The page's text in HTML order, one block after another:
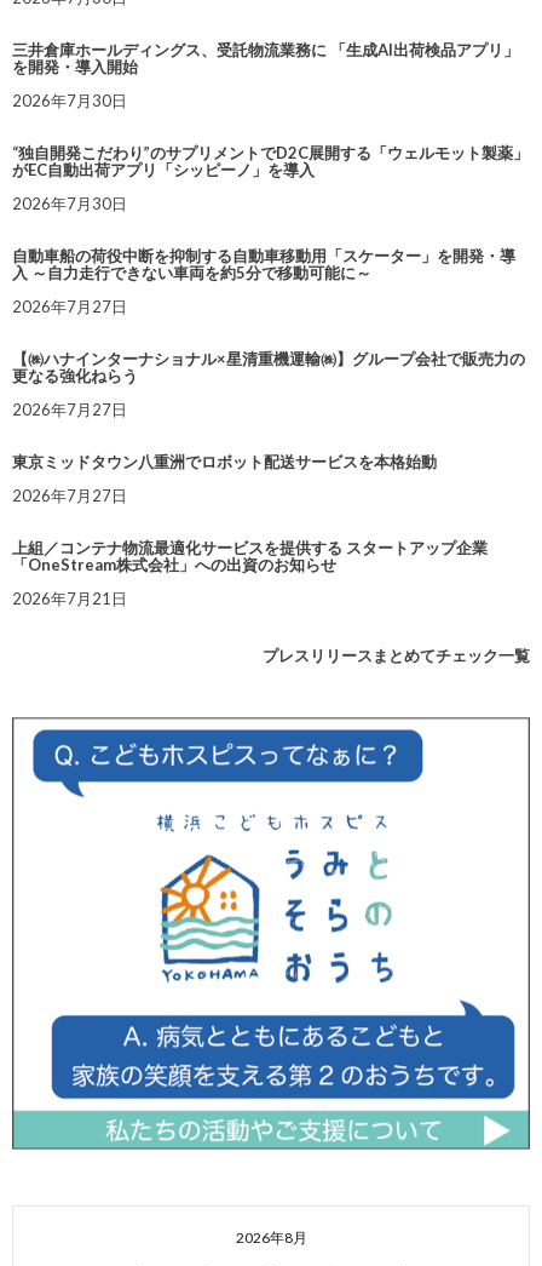
三井倉庫ホールディングス、受託物流業務に 「生成AI出荷検品アプリ」
を開発・導入開始
2026年7月30日
“独自開発こだわり”のサプリメントでD2C展開する「ウェルモット製薬」
がEC自動出荷アプリ「シッピーノ」を導入
2026年7月30日
自動車船の荷役中断を抑制する自動車移動用「スケーター」を開発・導
入 ～自力走行できない車両を約5分で移動可能に～
2026年7月27日
【㈱ハナインターナショナル×星清重機運輸㈱】グループ会社で販売力の
更なる強化ねらう
2026年7月27日
東京ミッドタウン八重洲でロボット配送サービスを本格始動
2026年7月27日
上組／コンテナ物流最適化サービスを提供する スタートアップ企業
「OneStream株式会社」への出資のお知らせ
2026年7月21日
プレスリリースまとめてチェック一覧
2026年8月